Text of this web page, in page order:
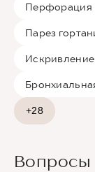
Перфорация
Парез
+28
Вопросы